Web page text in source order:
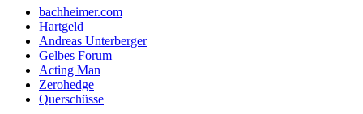
bachheimer.com
Hartgeld
Andreas Unterberger
Gelbes Forum
Acting Man
Zerohedge
Querschüsse